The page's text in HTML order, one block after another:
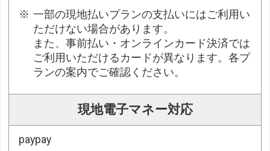
一部の現地払いプランの支払いにはご利用い
ただけない場合があります。
また、事前払い・オンラインカード決済では
ご利用いただけるカードが異なります。各プ
ランの案内でご確認ください。
現地電子マネー対応
paypay